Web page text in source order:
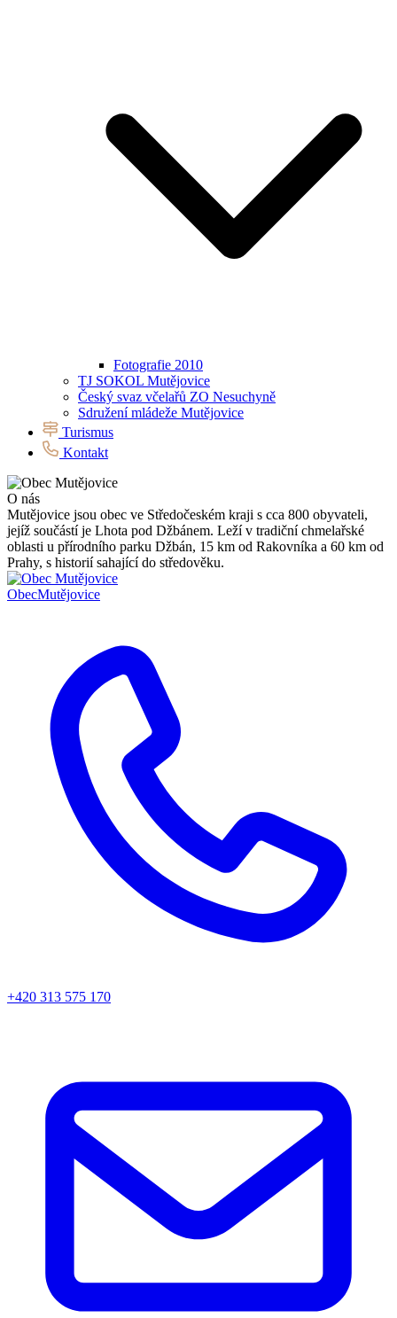
Fotografie 2010
TJ SOKOL Mutějovice
Český svaz včelařů ZO Nesuchyně
Sdružení mládeže Mutějovice
Turismus
Kontakt
O nás
Mutějovice jsou obec ve Středočeském kraji s cca 800 obyvateli,
jejíž součástí je Lhota pod Džbánem. Leží v tradiční chmelařské
oblasti u přírodního parku Džbán, 15 km od Rakovníka a 60 km od
Prahy, s historií sahající do středověku.
ObecMutějovice
+420 313 575 170